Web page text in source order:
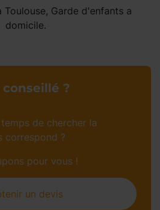
Toulouse, Garde d'enfants a
domicile.
conseillé ?
temps de chercher la
correspond ?
pour vous !
un devis